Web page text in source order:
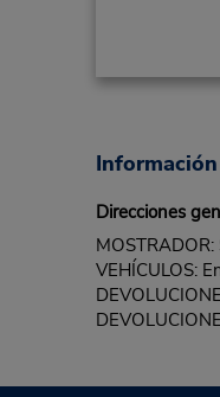
Direcciones
VEHÍCULOS: